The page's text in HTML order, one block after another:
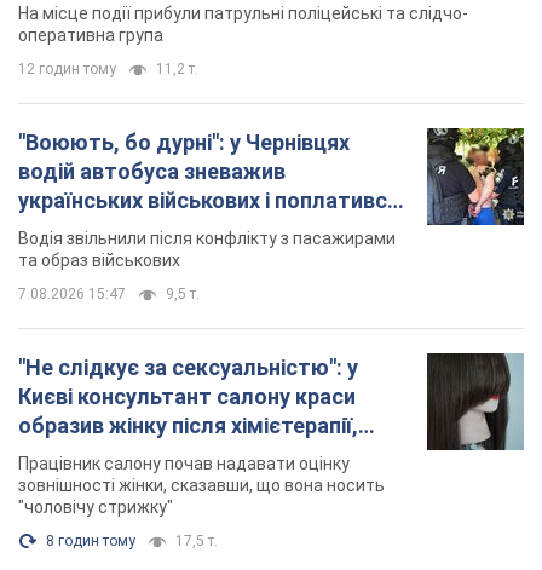
На місце події прибули патрульні поліцейські та слідчо-
оперативна група
12 годин тому 11,2 т.
"Воюють, бо дурні": у Чернівцях
водій автобуса зневажив
українських військових і поплатився.
Відео
Водія звільнили після конфлікту з пасажирами
та образ військових
7.08.2026 15:47 9,5 т.
"Не слідкує за сексуальністю": у
Києві консультант салону краси
образив жінку після хімієтерапії,
розгорівся скандал. Фото
Працівник салону почав надавати оцінку
зовнішності жінки, сказавши, що вона носить
"чоловічу стрижку"
8 годин тому 17,5 т.